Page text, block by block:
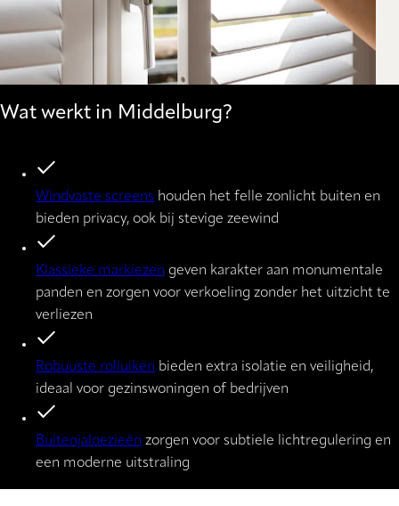
Wat werkt in Middelburg?
Windvaste screens houden het felle zonlicht buiten en
bieden privacy, ook bij stevige zeewind
Klassieke markiezen geven karakter aan monumentale
panden en zorgen voor verkoeling zonder het uitzicht te
verliezen
Robuuste rolluiken bieden extra isolatie en veiligheid,
ideaal voor gezinswoningen of bedrijven
Buitenjaloezieën zorgen voor subtiele lichtregulering en
een moderne uitstraling